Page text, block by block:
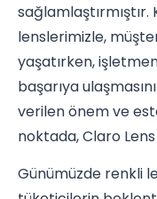
lenslerimizle,
yaşatırken,
başarıya
verilen önem ve
noktada, Claro
Günümüzde renkli